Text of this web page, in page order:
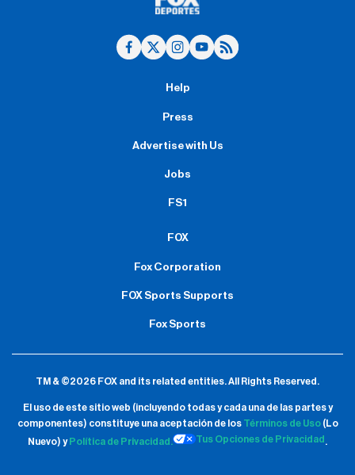
Help
Press
Advertise with Us
Jobs
FS1
FOX
Fox Corporation
FOX Sports Supports
Fox Sports
TM & ©2026 FOX and its related entities.All Rights Reserved.
El uso de este sitio web (incluyendo todas y cada una de las partes y
componentes) constituye una aceptación de los Términos de Uso(Lo
Nuevo) y Política de Privacidad. Tus Opciones de Privacidad .